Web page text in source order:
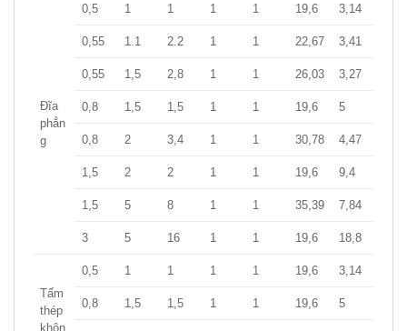
Đĩa
phẳn
g
0,5 1 1 1 1 19,6 3,14
0,55 1.1 2.2 1 1 22,67 3,41
0,55 1,5 2,8 1 1 26,03 3,27
0,8 1,5 1,5 1 1 19,6 5
0,8 2 3,4 1 1 30,78 4,47
1,5 2 2 1 1 19,6 9,4
1,5 5 8 1 1 35,39 7,84
3 5 16 1 1 19,6 18,8
Tấm
thép
khôn
0,5 1 1 1 1 19,6 3,14
0,8 1,5 1,5 1 1 19,6 5